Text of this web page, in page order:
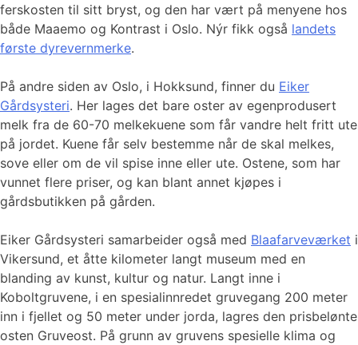
ferskosten til sitt bryst, og den har vært på menyene hos
både Maaemo og Kontrast i Oslo. Nýr fikk også landets
første dyrevernmerke.
På andre siden av Oslo, i Hokksund, finner du Eiker
Gårdsysteri. Her lages det bare oster av egenprodusert
melk fra de 60-70 melkekuene som får vandre helt fritt ute
på jordet. Kuene får selv bestemme når de skal melkes,
sove eller om de vil spise inne eller ute. Ostene, som har
vunnet flere priser, og kan blant annet kjøpes i
gårdsbutikken på gården.
Eiker Gårdsysteri samarbeider også med Blaafarveværket i
Vikersund, et åtte kilometer langt museum med en
blanding av kunst, kultur og natur. Langt inne i
Koboltgruvene, i en spesialinnredet gruvegang 200 meter
inn i fjellet og 50 meter under jorda, lagres den prisbelønte
osten Gruveost. På grunn av gruvens spesielle klima og